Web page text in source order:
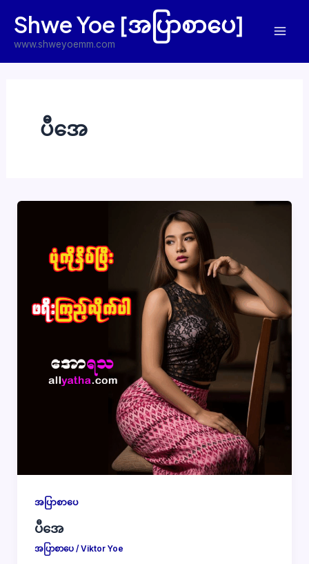
content
Shwe Yoe [အပြာစာပေ]
www.shweyoemm.com
ပီအေ
အပြာစာပေ
ပီအေ
အပြာစာပေ/Viktor Yoe